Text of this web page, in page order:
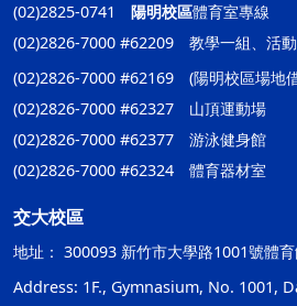
(02)2825-0741 陽明校區體育室專線
(02)2826-7000 #62209 教學一組、活
(02)2826-7000 #62169 (陽明校區場地
(02)2826-7000 #62327 山頂運動場
(02)2826-7000 #62377 游泳健身館
(02)2826-7000 #62324 體育器材室
交大校區
地址： 300093 新竹市大學路1001號體
Address: 1F., Gymnasium, No. 1001,